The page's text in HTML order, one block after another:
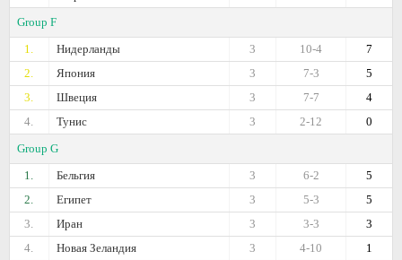
Group F
1.
Нидерланды 7
10-4
3
2.
Япония 5
7-3
3
3.
Швеция 4
7-7
3
4.
Тунис 0
2-12
3
Group G
1.
Бельгия 5
6-2
3
2.
Египет 5
5-3
3
3.
Иран 3
3-3
3
4.
Новая Зеландия 1
4-10
3